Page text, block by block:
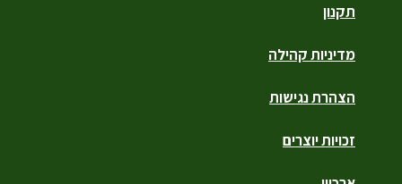
תקנון
מדיניות קהילה
הצהרת נגישות
זכויות יוצרים